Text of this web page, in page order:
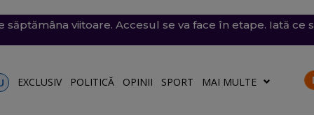
României: Deficitul scade, dar criza politică amenință
acoperișuri smulse și mașini avariate în mai
viitoare. Accesul se va face în etape. Iată ce
pe o stâncă de pe Transfăgărășan mesajul de
pe care abia o pornise acum câteva zile
EXCLUSIV POLITICĂ OPINII SPORT MAI MULTE